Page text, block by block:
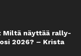
Miltä näyttää rally-
2026? – Krista